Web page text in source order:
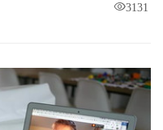
3131